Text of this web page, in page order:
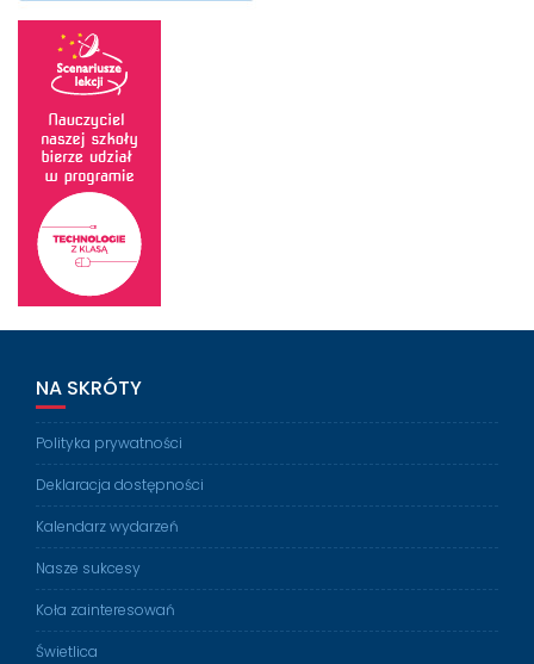
NA SKRÓTY
Polityka prywatności
Deklaracja dostępności
Kalendarz wydarzeń
Nasze sukcesy
Koła zainteresowań
Świetlica